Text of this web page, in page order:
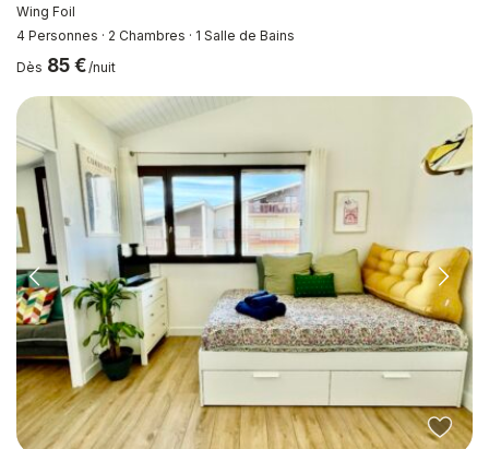
Wing Foil
4 Personnes · 2 Chambres · 1 Salle de Bains
Dès 85 €/nuit